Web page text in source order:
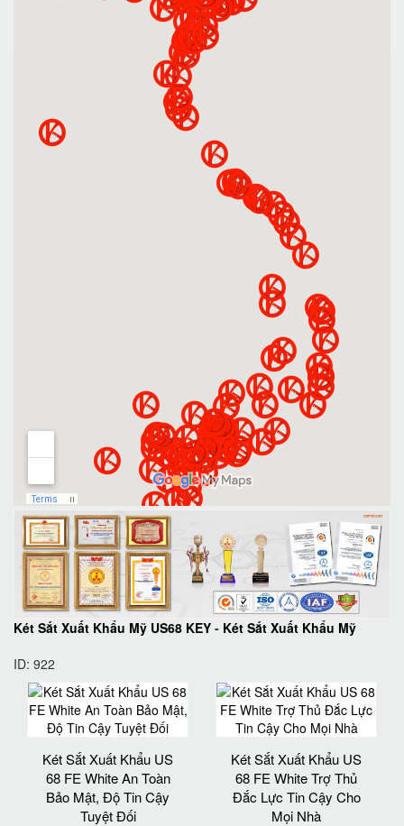
Két Sắt Xuất Khẩu Mỹ US68 KEY - Két Sắt Xuất Khẩu Mỹ
ID: 922
Két Sắt Xuất Khẩu US
68 FE White An Toàn
Bảo Mật, Độ Tin Cậy
Tuyệt Đối
Két Sắt Xuất Khẩu US
68 FE White Trợ Thủ
Đắc Lực Tin Cậy Cho
Mọi Nhà